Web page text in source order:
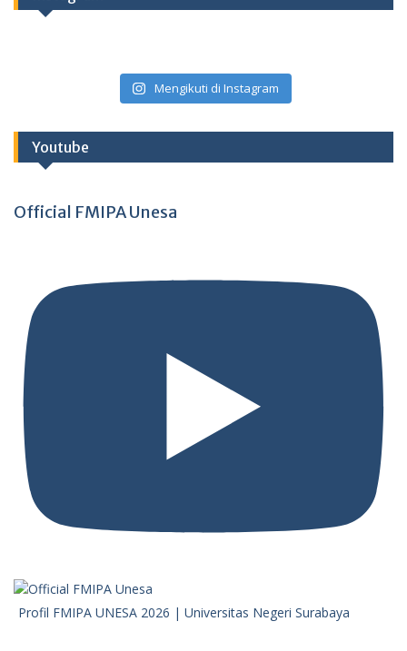
Mengikuti di Instagram
Youtube
Official FMIPA Unesa
Profil FMIPA UNESA 2026 | Universitas Negeri Surabaya